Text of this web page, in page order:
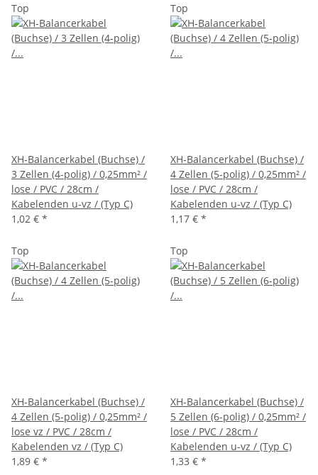
Top
XH-Balancerkabel (Buchse) /
3 Zellen (4-polig) / 0,25mm² /
lose / PVC / 28cm /
Kabelenden u-vz / (Typ C)
1,02 € *
Top
XH-Balancerkabel (Buchse) /
4 Zellen (5-polig) / 0,25mm² /
lose / PVC / 28cm /
Kabelenden u-vz / (Typ C)
1,17 € *
Top
XH-Balancerkabel (Buchse) /
4 Zellen (5-polig) / 0,25mm² /
lose vz / PVC / 28cm /
Kabelenden vz / (Typ C)
1,89 € *
Top
XH-Balancerkabel (Buchse) /
5 Zellen (6-polig) / 0,25mm² /
lose / PVC / 28cm /
Kabelenden u-vz / (Typ C)
1,33 € *